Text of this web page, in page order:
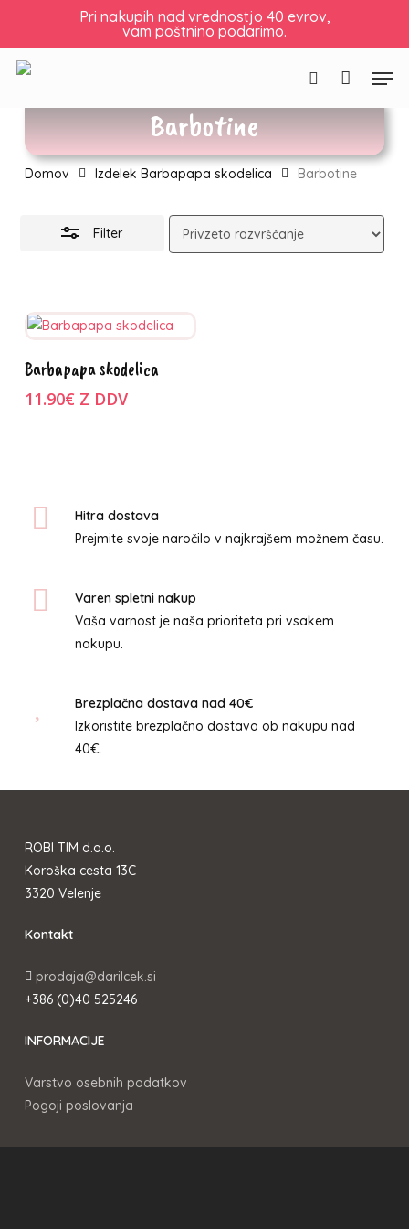
content
Pri nakupih nad vrednostjo 40 evrov,
vam poštnino podarimo.
Košarica Zapri
košarico
Barbotine
Domov Izdelek Barbapapa skodelica Barbotine
Filter
Izberite
možnosti
izdelek
ima
izberete
na
Barbapapa skodelica
11.90€ Z DDV
Hitra dostava
Prejmite svoje naročilo v najkrajšem možnem času.
Varen spletni nakup
Vaša varnost je naša prioriteta pri vsakem
nakupu.
Brezplačna dostava nad 40€
Izkoristite brezplačno dostavo ob nakupu nad
40€.
ROBI TIM d.o.o.
Koroška cesta 13C
3320 Velenje
Kontakt
prodaja@darilcek.si
+386 (0)40 525246
INFORMACIJE
Varstvo osebnih podatkov
Pogoji poslovanja